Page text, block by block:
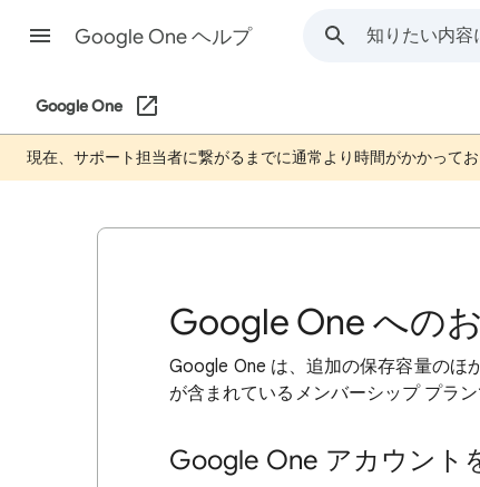
Google One ヘルプ
Google One
現在、サポート担当者に繋がるまでに通常より時間がかかって
Google One への
Google One は、追加の保存容量のほ
が含まれているメンバーシップ プラン
Google One アカウント